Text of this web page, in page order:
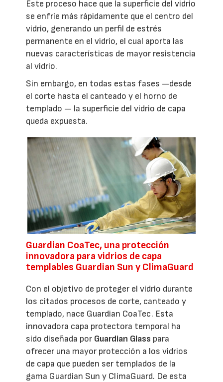
Este proceso hace que la superficie del vidrio
se enfríe más rápidamente que el centro del
vidrio, generando un perfil de estrés
permanente en el vidrio, el cual aporta las
nuevas características de mayor resistencia
al vidrio.
Sin embargo, en todas estas fases —desde
el corte hasta el canteado y el horno de
templado — la superficie del vidrio de capa
queda expuesta.
Guardian CoaTec, una protección
innovadora para vidrios de capa
templables Guardian Sun y ClimaGuard
Con el objetivo de proteger el vidrio durante
los citados procesos de corte, canteado y
templado, nace Guardian CoaTec. Esta
innovadora capa protectora temporal ha
sido diseñada por Guardian Glass para
ofrecer una mayor protección a los vidrios
de capa que pueden ser templados de la
gama Guardian Sun y ClimaGuard. De esta